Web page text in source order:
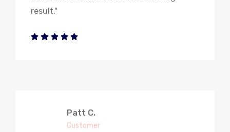
result."
Patt C.
Customer